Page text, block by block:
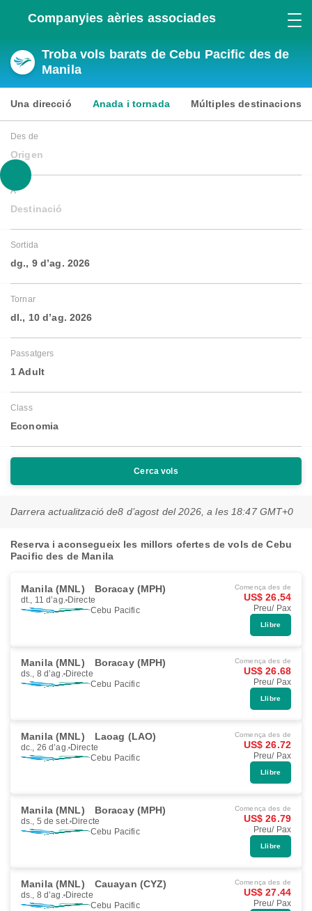
Companyies aèries associades
Troba vols barats de Cebu Pacific des de
Manila
Una direcció Anada i tornada Múltiples destinacions
Des de
Origen
A
Destinació
Sortida
dg., 9 d’ag. 2026
Tornar
dl., 10 d’ag. 2026
Passatgers
1 Adult
Class
Economia
Cerca vols
Darrera actualització de8 d’agost del 2026, a les 18:47 GMT+0
Reserva i aconsegueix les millors ofertes de vols de Cebu
Pacific des de Manila
Manila (MNL) Boracay (MPH)
dt., 11 d’ag. Directe
Cebu Pacific
Comença des de
US$ 26.54
Preu/ Pax
Llibre
Manila (MNL) Boracay (MPH)
ds., 8 d’ag. Directe
Cebu Pacific
Comença des de
US$ 26.68
Preu/ Pax
Llibre
Manila (MNL) Laoag (LAO)
dc., 26 d’ag. Directe
Cebu Pacific
Comença des de
US$ 26.72
Preu/ Pax
Llibre
Manila (MNL) Boracay (MPH)
ds., 5 de set. Directe
Cebu Pacific
Comença des de
US$ 26.79
Preu/ Pax
Llibre
Manila (MNL) Cauayan (CYZ)
ds., 8 d’ag. Directe
Cebu Pacific
Comença des de
US$ 27.44
Preu/ Pax